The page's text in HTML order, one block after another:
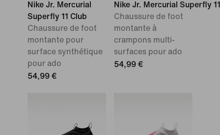
Nike Jr. Mercurial
Superfly 11 Club
Chaussure de foot
montante pour
surface synthétique
pour ado
54,99 €
Nike Jr. Mercurial Superfly
Chaussure de foot
montante à
crampons multi-
surfaces pour ado
54,99 €